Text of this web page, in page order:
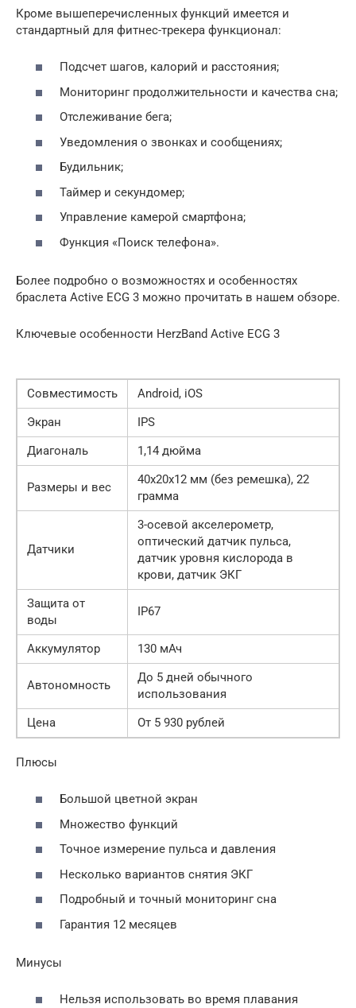
Кроме вышеперечисленных функций имеется и
стандартный для фитнес-трекера функционал:
Подсчет шагов, калорий и расстояния;
Мониторинг продолжительности и качества сна;
Отслеживание бега;
Уведомления о звонках и сообщениях;
Будильник;
Таймер и секундомер;
Управление камерой смартфона;
Функция «Поиск телефона».
Более подробно о возможностях и особенностях
браслета Active ECG 3 можно прочитать в нашем обзоре.
Ключевые особенности HerzBand Active ECG 3
Совместимость
Android, iOS
Экран
IPS
Диагональ
1,14 дюйма
Размеры и вес
40x20x12 мм (без ремешка), 22
грамма
Датчики
3-осевой акселерометр,
оптический датчик пульса,
датчик уровня кислорода в
крови, датчик ЭКГ
Защита от
воды
IP67
Аккумулятор 130 мАч
Автономность
До 5 дней обычного
использования
Цена
От 5 930 рублей
Плюсы
Большой цветной экран
Множество функций
Точное измерение пульса и давления
Несколько вариантов снятия ЭКГ
Подробный и точный мониторинг сна
Гарантия 12 месяцев
Минусы
Нельзя использовать во время плавания